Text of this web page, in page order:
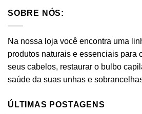
SOBRE NÓS:
Na nossa loja você encontra uma
produtos naturais e essenciais para
seus cabelos, restaurar o bulbo
saúde da suas unhas e
ÚLTIMAS POSTAGENS